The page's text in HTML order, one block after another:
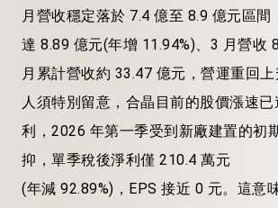
月營收穩定落於 7.4 億至 8.9 億元區間
達 8.89 億元(年增 11.94%)、3 月營收
月累計營收約 33.47 億元，營運重回
人須特別留意，合晶目前的股價漲速
利，2026 年第一季受到新廠建置的初
抑，單季稅後淨利僅 210.4 萬元
(年減 92.89%)，EPS 接近 0 元。這意